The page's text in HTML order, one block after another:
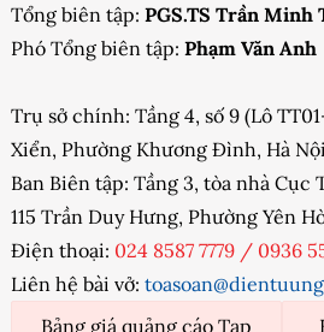
Tổng biên tập: PGS.TS Trần Minh
Phó Tổng biên tập: Phạm Văn Anh
Trụ sở chính: Tầng 4, số 9 (Lô
Xiển, Phường Khương Đình, Hà Nội
Ban Biên tập: Tầng 3, tòa nhà Cục
115 Trần Duy Hưng, Phường Yên
Điện thoại: 024 8587 7779 / 0936
Liên hệ bài vở:
Bảng giá quảng cáo Tạp